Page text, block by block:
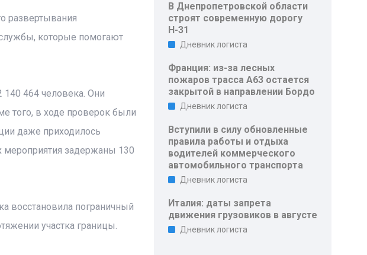
развертывания
которые помогают
464 человека. Они
того, в ходе проверок были
даже приходилось
мероприятия задержаны 130
восстановила пограничный
участка границы.
В Днепропетровской области
строят современную дорогу
Н-31
Дневник логиста
Франция: из-за лесных
пожаров трасса A63 остается
закрытой в направлении Бордо
Дневник логиста
Вступили в силу обновленные
правила работы и отдыха
водителей коммерческого
автомобильного транспорта
Дневник логиста
Италия: даты запрета
движения грузовиков в августе
Дневник логиста